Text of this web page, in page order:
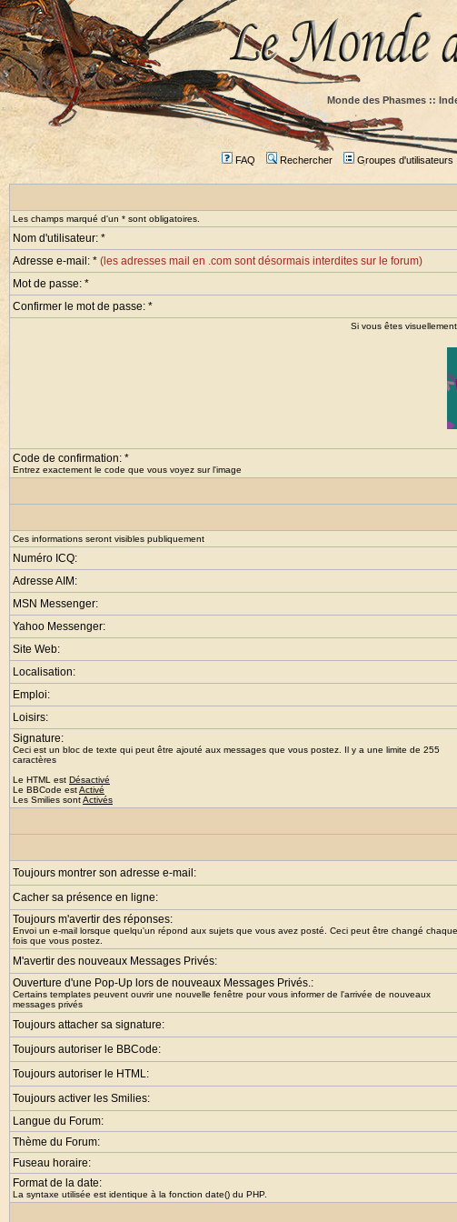
Monde des Phasmes ::
FAQ Rechercher Groupes d'utilisateurs
Les champs marqué d'un * sont obligatoires.
Nom d'utilisateur: *
Adresse e-mail: * (les adresses mail en .com sont désormais interdites sur le forum)
Mot de passe: *
Confirmer le mot de passe: *
Si vous êtes
Code de confirmation: *
Entrez exactement le code que vous voyez sur l'image
Ces informations seront visibles publiquement
Numéro ICQ:
Adresse AIM:
MSN Messenger:
Yahoo Messenger:
Site Web:
Localisation:
Emploi:
Loisirs:
Signature:
Ceci est un bloc de texte qui peut être ajouté aux messages que vous postez. Il y a une limite de 255
caractères
Le HTML est Désactivé
Le BBCode estActivé
Les Smilies sontActivés
Toujours montrer son adresse e-mail:
Cacher sa présence en ligne:
Toujours m'avertir des réponses:
Envoi un e-mail lorsque quelqu'un répond aux sujets que vous avez posté. Ceci peut être changé chaque
fois que vous postez.
M'avertir des nouveaux Messages Privés:
Ouverture d'une Pop-Up lors de nouveaux Messages Privés.:
Certains templates peuvent ouvrir une nouvelle fenêtre pour vous informer de l'arrivée de nouveaux
messages privés
Toujours attacher sa signature:
Toujours autoriser le BBCode:
Toujours autoriser le HTML:
Toujours activer les Smilies:
Langue du Forum:
Thème du Forum:
Fuseau horaire:
Format de la date:
La syntaxe utilisée est identique à la fonction date() du PHP.